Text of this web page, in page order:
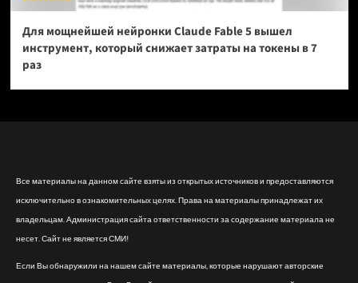
Для мощнейшей нейронки Claude Fable 5 вышел
инструмент, который снижает затраты на токены в 7
раз
Все материалы на данном сайте взяты из открытых источников и предоставляются
исключительно в ознакомительных целях. Права на материалы принадлежат их
владельцам. Администрация сайта ответственности за содержание материала не
несет. Сайт не является СМИ!
Если Вы обнаружили на нашем сайте материалы, которые нарушают авторские